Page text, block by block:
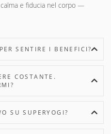
e fiducia nel corpo —
SENTIRE I BENEFICI?
COSTANTE.
SU SUPERYOGI?